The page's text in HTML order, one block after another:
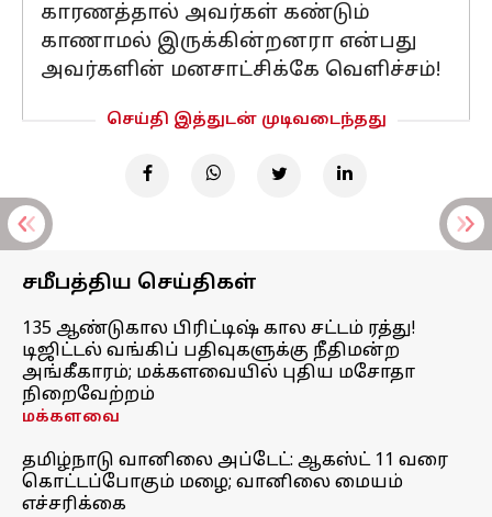
காரணத்தால் அவர்கள் கண்டும்
காணாமல் இருக்கின்றனரா என்பது
அவர்களின் மனசாட்சிக்கே வெளிச்சம்!
செய்தி இத்துடன் முடிவடைந்தது
சமீபத்திய செய்திகள்
135 ஆண்டுகால பிரிட்டிஷ் கால சட்டம் ரத்து!
டிஜிட்டல் வங்கிப் பதிவுகளுக்கு நீதிமன்ற
அங்கீகாரம்; மக்களவையில் புதிய மசோதா
நிறைவேற்றம்
மக்களவை
தமிழ்நாடு வானிலை அப்டேட்: ஆகஸ்ட் 11 வரை
கொட்டப்போகும் மழை; வானிலை மையம்
எச்சரிக்கை